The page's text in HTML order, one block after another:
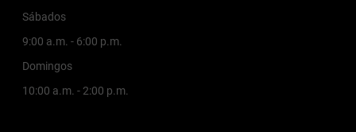
Sábados
9:00 a.m. - 6:00 p.m.
Domingos
10:00 a.m. - 2:00 p.m.